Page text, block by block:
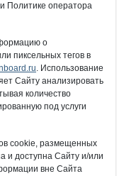
Политике оператора
о
пиксельных тегов в
. Использование
Сайту анализировать
количество
под услуги
cookie, размещенных
и доступна Сайту и/или
вне Сайта